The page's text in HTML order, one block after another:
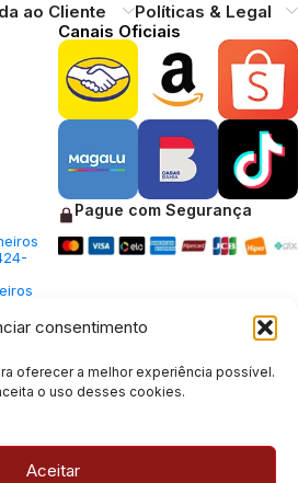
consentimento
oferecer a melhor experiência possível.
o uso desses cookies.
Aceitar
ao Cliente Políticas & Legal
Canais Oficiais
Pague com Segurança